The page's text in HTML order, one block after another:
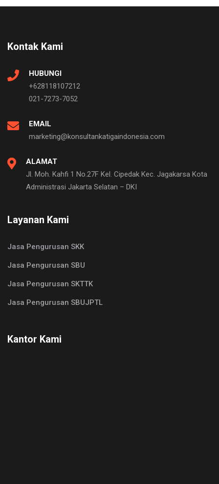
Kontak Kami
HUBUNGI
+628118107212
021-7273-7052
EMAIL
marketing@konsultankatigaindonesia.com
ALAMAT
Jl. Moh. Kahfi 1 No.27F Kel. Cipedak Kec. Jagakarsa Kota
Administrasi Jakarta Selatan – DKI
Layanan Kami
Jasa Pengurusan SKK
Jasa Pengurusan SBU
Jasa Pengurusan SKTTK
Jasa Pengurusan SBUJPTL
Kantor Kami